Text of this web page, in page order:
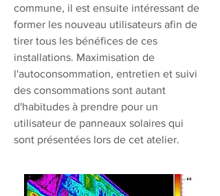
commune, il est ensuite intéressant de
former les nouveau utilisateurs afin de
tirer tous les bénéfices de ces
installations. Maximisation de
l'autoconsommation, entretien et suivi
des consommations sont autant
d'habitudes à prendre pour un
utilisateur de panneaux solaires qui
sont présentées lors de cet atelier.